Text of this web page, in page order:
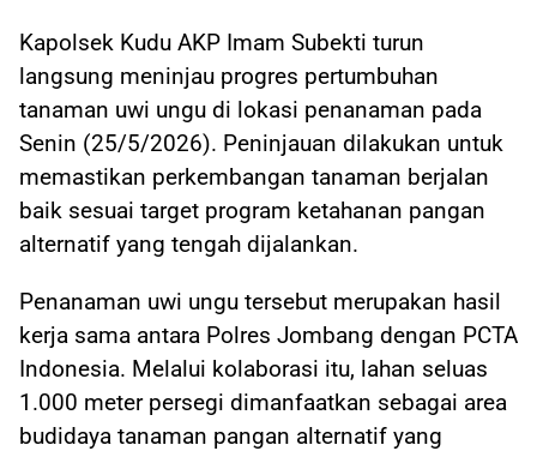
Kapolsek Kudu AKP Imam Subekti turun
langsung meninjau progres pertumbuhan
tanaman uwi ungu di lokasi penanaman pada
Senin (25/5/2026). Peninjauan dilakukan untuk
memastikan perkembangan tanaman berjalan
baik sesuai target program ketahanan pangan
alternatif yang tengah dijalankan.
Penanaman uwi ungu tersebut merupakan hasil
kerja sama antara Polres Jombang dengan PCTA
Indonesia. Melalui kolaborasi itu, lahan seluas
1.000 meter persegi dimanfaatkan sebagai area
budidaya tanaman pangan alternatif yang